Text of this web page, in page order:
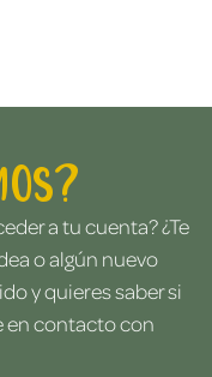
a tu cuenta? ¿Te
o algún nuevo
y quieres saber si
en contacto con